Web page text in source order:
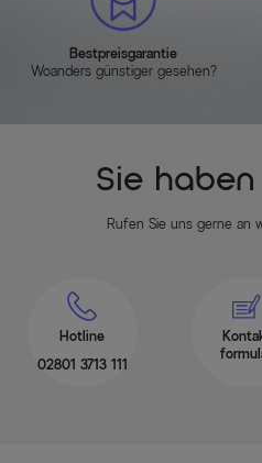
Bestpreisgarantie
Woanders günstiger gesehen?
Sie
Rufen Sie uns gerne an
Hotline
02801 3713 111